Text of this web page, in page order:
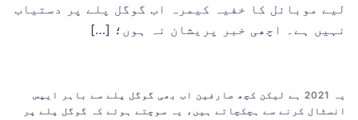
لیے موبائل کا خفیہ کیمرہ اب گوگل پلے پر دستیاب
نہیں ہے۔ اچھی خبر پریشان نہ ہوں؛ […]
یہ 2021 ہے لیکن کچھ صارفین اب بھی گوگل پلے سے باہر ایپس
انسٹال کرنے سے ہچکچاتے ہیں، یہ سوچتے ہوئے کہ گوگل پلے پر